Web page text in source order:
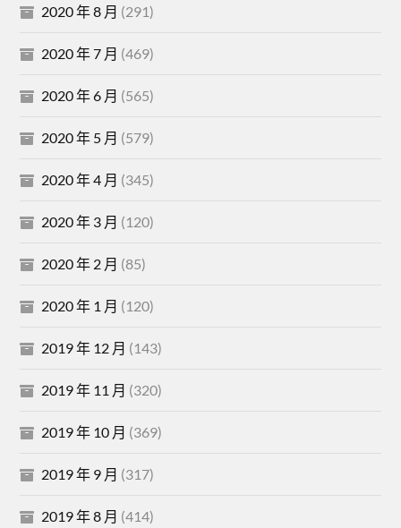
2020 年 8 月 (291)
2020 年 7 月 (469)
2020 年 6 月 (565)
2020 年 5 月 (579)
2020 年 4 月 (345)
2020 年 3 月 (120)
2020 年 2 月 (85)
2020 年 1 月 (120)
2019 年 12 月 (143)
2019 年 11 月 (320)
2019 年 10 月 (369)
2019 年 9 月 (317)
2019 年 8 月 (414)